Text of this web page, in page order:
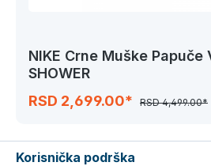
NIKE Crne Muške Papuče
SHOWER
RSD 2,699.00*
RSD 4,499.00*
Korisnička podrška